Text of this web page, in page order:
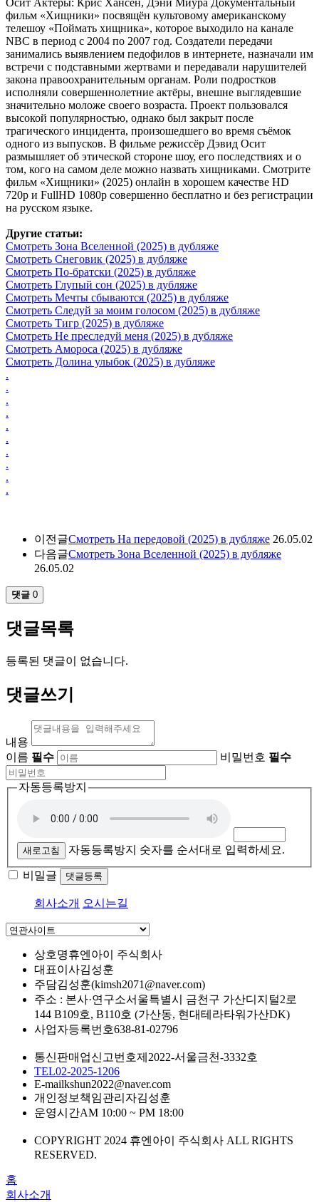
фильм «Хищники» посвящён культовому американскому
телешоу «Поймать хищника», которое выходило на канале
NBC в период с 2004 по 2007 год. Создатели передачи
занимались выявлением педофилов в интернете, назначали им
встречи с подставными жертвами и передавали нарушителей
закона правоохранительным органам. Роли подростков
исполняли совершеннолетние актёры, внешне выглядевшие
значительно моложе своего возраста. Проект пользовался
высокой популярностью, однако был закрыт после
трагического инцидента, произошедшего во время съёмок
одного из выпусков. В фильме режиссёр Дэвид Осит
размышляет об этической стороне шоу, его последствиях и о
том, кого на самом деле можно назвать хищниками. Смотрите
фильм «Хищники» (2025) онлайн в хорошем качестве HD
720p и FullHD 1080p совершенно бесплатно и без регистрации
на русском языке.
Другие статьи:
Смотреть Зона Вселенной (2025) в дубляже
Смотреть Снеговик (2025) в дубляже
Смотреть По-братски (2025) в дубляже
Смотреть Глупый сон (2025) в дубляже
Смотреть Мечты сбываются (2025) в дубляже
Смотреть Следуй за моим голосом (2025) в дубляже
Смотреть Тигр (2025) в дубляже
Смотреть Не преследуй меня (2025) в дубляже
Смотреть Амороса (2025) в дубляже
Смотреть Долина улыбок (2025) в дубляже
.
.
.
.
.
.
.
.
.
.
이전글Смотреть На передовой (2025) в дубляже 26.05.02
다음글Смотреть Зона Вселенной (2025) в дубляже
26.05.02
댓글 0
댓글목록
등록된 댓글이 없습니다.
댓글쓰기
내용
이름 필수 비밀번호 필수
자동등록방지
새로고침 자동등록방지 숫자를 순서대로 입력하세요.
비밀글 댓글등록
회사소개 오시는길
상호명휴엔아이 주식회사
대표이사김성훈
주담김성훈(kimsh2071@naver.com)
주소 : 본사·연구소서울특별시 금천구 가산디지털2로
144 B109호, B110호 (가산동, 현대테라타워가산DK)
사업자등록번호638-81-02796
통신판매업신고번호제2022-서울금천-3332호
TEL02-2025-1206
E-mailkshun2022@naver.com
개인정보책임관리자김성훈
운영시간AM 10:00 ~ PM 18:00
COPYRIGHT 2024 휴엔아이 주식회사 ALL RIGHTS
RESERVED.
홈
회사소개